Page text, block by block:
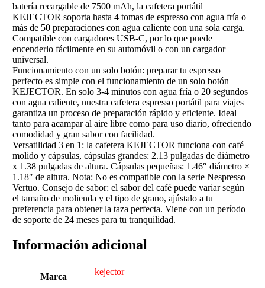
batería recargable de 7500 mAh, la cafetera portátil
KEJECTOR soporta hasta 4 tomas de espresso con agua fría o
más de 50 preparaciones con agua caliente con una sola carga.
Compatible con cargadores USB-C, por lo que puede
encenderlo fácilmente en su automóvil o con un cargador
universal.
Funcionamiento con un solo botón: preparar tu espresso
perfecto es simple con el funcionamiento de un solo botón
KEJECTOR. En solo 3-4 minutos con agua fría o 20 segundos
con agua caliente, nuestra cafetera espresso portátil para viajes
garantiza un proceso de preparación rápido y eficiente. Ideal
tanto para acampar al aire libre como para uso diario, ofreciendo
comodidad y gran sabor con facilidad.
Versatilidad 3 en 1: la cafetera KEJECTOR funciona con café
molido y cápsulas, cápsulas grandes: 2.13 pulgadas de diámetro
x 1.38 pulgadas de altura. Cápsulas pequeñas: 1.46″ diámetro ×
1.18″ de altura. Nota: No es compatible con la serie Nespresso
Vertuo. Consejo de sabor: el sabor del café puede variar según
el tamaño de molienda y el tipo de grano, ajústalo a tu
preferencia para obtener la taza perfecta. Viene con un período
de soporte de 24 meses para tu tranquilidad.
Información adicional
Marca kejector